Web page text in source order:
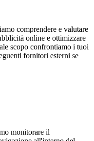
comprendere e valutare
online e ottimizzare
scopo confrontiamo i tuoi
fornitori esterni se
monitorare il